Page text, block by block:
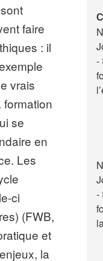
faire
: il
vrais
se
en
Les
ci
(FWB,
et
la
-
-